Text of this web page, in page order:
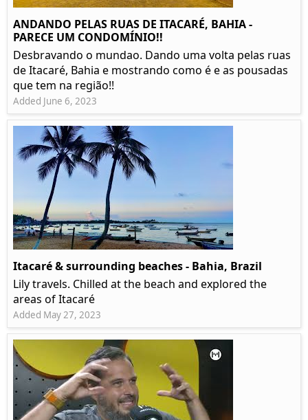
ANDANDO PELAS RUAS DE ITACARÉ, BAHIA -
PARECE UM CONDOMÍNIO!!
Desbravando o mundao. Dando uma volta pelas ruas
de Itacaré, Bahia e mostrando como é e as pousadas
que tem na região!!
Added June 6, 2023
Itacaré & surrounding beaches - Bahia, Brazil
Lily travels. Chilled at the beach and explored the
areas of Itacaré
Added May 27, 2023